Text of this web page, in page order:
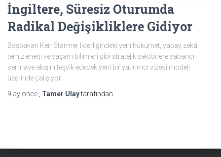
İngiltere, Süresiz Oturumda
Radikal Değişikliklere Gidiyor
Başbakan Keir Starmer liderliğindeki yeni hükümet, yapay zekâ,
temiz enerji ve yaşam bilimleri gibi stratejik sektörlere yabancı
sermaye akışını teşvik edecek yeni bir yatırımcı vizesi modeli
üzerinde çalışıyor.
9 ay önce Tamer Ulaytarafından